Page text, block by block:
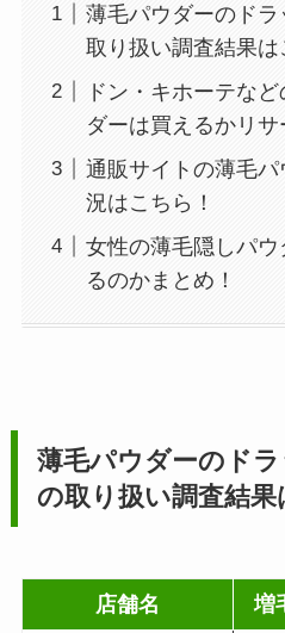
薄毛パウダーのド
取り扱い調査結果は
ドン・キホーテな
ダーは買えるかリサ
通販サイトの薄毛
況はこちら！
女性の薄毛隠しパ
るのかまとめ！
薄毛パウダーのド
の取り扱い調査結果
店舗名 増